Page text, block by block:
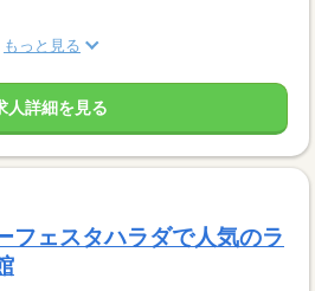
もっと見る
人詳細を見る
ェスタハラダで人気のラ